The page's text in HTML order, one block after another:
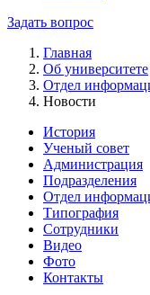
Задать вопрос
Главная
Об университете
Отдел
Новости
История
Ученый совет
Администрация
Подразделения
Отдел
Типография
Сотрудники
Видео
Фото
Контакты